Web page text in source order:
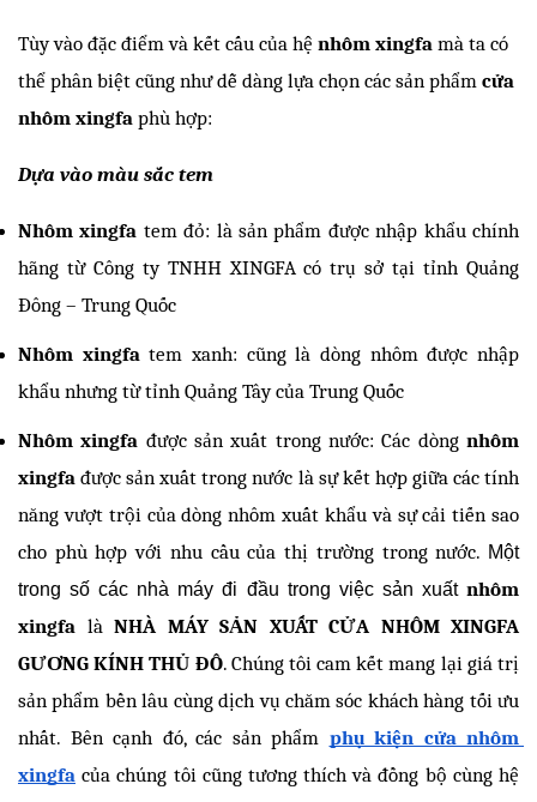
Tùy vào đặc điểm và kết cấu của hệ nhôm xingfa mà ta có
thể phân biệt cũng như dễ dàng lựa chọn các sản phẩm cửa
nhôm xingfa phù hợp:
Dựa vào màu sắc tem
Nhôm xingfa tem đỏ: là sản phẩm được nhập khẩu chính
hãng từ Công ty TNHH XINGFA có trụ sở tại tỉnh Quảng
Đông – Trung Quốc
Nhôm xingfa tem xanh: cũng là dòng nhôm được nhập
khẩu nhưng từ tỉnh Quảng Tây của Trung Quốc
Nhôm xingfa được sản xuất trong nước: Các dòng nhôm
xingfa được sản xuất trong nước là sự kết hợp giữa các tính
năng vượt trội của dòng nhôm xuất khẩu và sự cải tiến sao
cho phù hợp với nhu cầu của thị trường trong nước. Một
trong số các nhà máy đi đầu trong việc sản xuất nhôm
xingfa là NHÀ MÁY SẢN XUẤT CỬA NHÔM XINGFA
GƯƠNG KÍNH THỦ ĐÔ. Chúng tôi cam kết mang lại giá trị
sản phẩm bền lâu cùng dịch vụ chăm sóc khách hàng tối ưu
nhất. Bên cạnh đó, các sản phẩm phụ kiện cửa nhôm
xingfa của chúng tôi cũng tương thích và đồng bộ cùng hệ